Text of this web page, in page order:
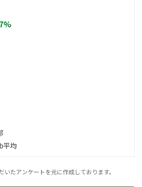
平均
たアンケートを元に作成しております。